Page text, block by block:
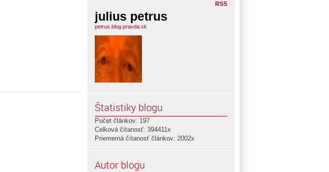
RSS
julius petrus
petrus.blog.pravda.sk
Štatistiky blogu
Počet článkov: 197
Celková čítanosť: 394411x
Priemerná čítanosť článkov: 2002x
Autor blogu